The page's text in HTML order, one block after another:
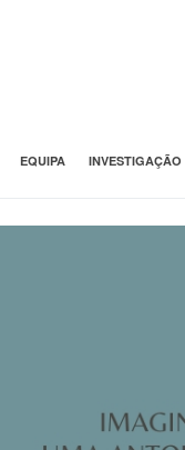
EQUIPA INVESTIGAÇÃO